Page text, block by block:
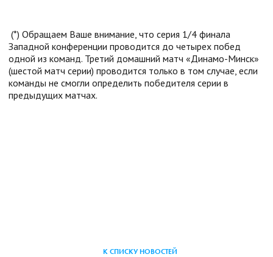
(*) Обращаем Ваше внимание, что серия 1/4 финала
Западной конференции проводится до четырех побед
одной из команд. Третий домашний матч «Динамо-Минск»
(шестой матч серии) проводится только в том случае, если
команды не смогли определить победителя серии в
предыдущих матчах.
К СПИСКУ НОВОСТЕЙ